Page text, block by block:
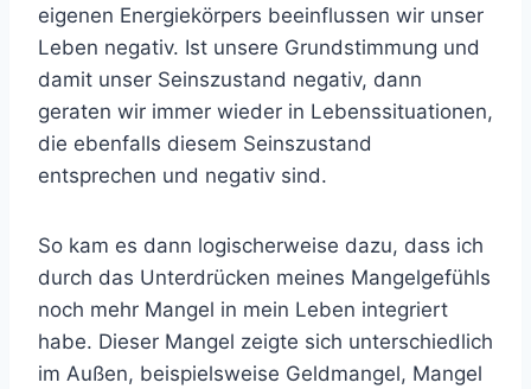
eigenen Energiekörpers beeinflussen wir unser
Leben negativ. Ist unsere Grundstimmung und
damit unser Seinszustand negativ, dann
geraten wir immer wieder in Lebenssituationen,
die ebenfalls diesem Seinszustand
entsprechen und negativ sind.
So kam es dann logischerweise dazu, dass ich
durch das Unterdrücken meines Mangelgefühls
noch mehr Mangel in mein Leben integriert
habe. Dieser Mangel zeigte sich unterschiedlich
im Außen, beispielsweise Geldmangel, Mangel